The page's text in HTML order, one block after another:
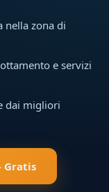
nella zona di
e servizi
dai migliori
Gratis